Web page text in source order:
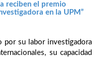
reciben el premio
en la UPM”
por su labor investigadora
su capacidad